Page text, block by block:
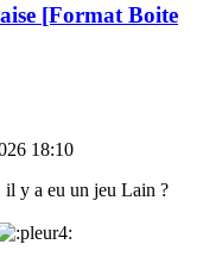
[Format Boite
18:10
il y a eu un jeu Lain ?